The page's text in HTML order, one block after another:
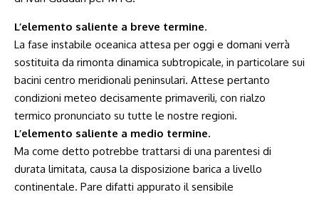
L’elemento saliente a breve termine.
La fase instabile oceanica attesa per oggi e domani verrà
sostituita da rimonta dinamica subtropicale, in particolare sui
bacini centro meridionali peninsulari. Attese pertanto
condizioni meteo decisamente primaverili, con rialzo
termico pronunciato su tutte le nostre regioni.
L’elemento saliente a medio termine.
Ma come detto potrebbe trattarsi di una parentesi di
durata limitata, causa la disposizione barica a livello
continentale. Pare difatti appurato il sensibile